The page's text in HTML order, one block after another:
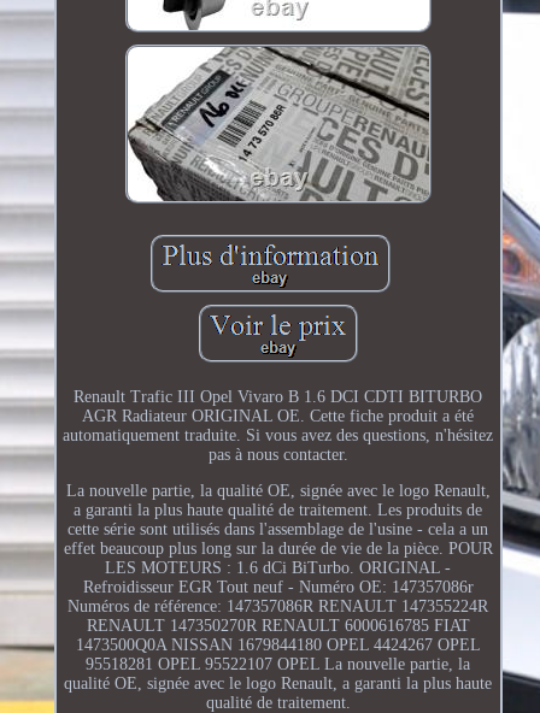
Renault Trafic III Opel Vivaro B 1.6 DCI CDTI BITURBO
AGR Radiateur ORIGINAL OE. Cette fiche produit a été
automatiquement traduite. Si vous avez des questions, n'hésitez
pas à nous contacter.
La nouvelle partie, la qualité OE, signée avec le logo Renault,
a garanti la plus haute qualité de traitement. Les produits de
cette série sont utilisés dans l'assemblage de l'usine - cela a un
effet beaucoup plus long sur la durée de vie de la pièce. POUR
LES MOTEURS : 1.6 dCi BiTurbo. ORIGINAL -
Refroidisseur EGR Tout neuf - Numéro OE: 147357086r
Numéros de référence: 147357086R RENAULT 147355224R
RENAULT 147350270R RENAULT 6000616785 FIAT
1473500Q0A NISSAN 1679844180 OPEL 4424267 OPEL
95518281 OPEL 95522107 OPEL La nouvelle partie, la
qualité OE, signée avec le logo Renault, a garanti la plus haute
qualité de traitement.